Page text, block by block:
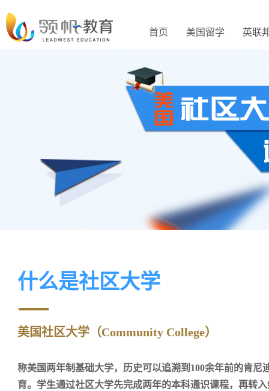
首页 美国留学 英联
什么是社区大学
美国社区大学（Community College）
称美国两年制基础大学，历史可以追溯到100余年前的肯
育。学生通过社区大学先完成两年的本科通识课程，再转